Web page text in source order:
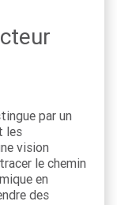
par un
les
vision
le chemin
en
des